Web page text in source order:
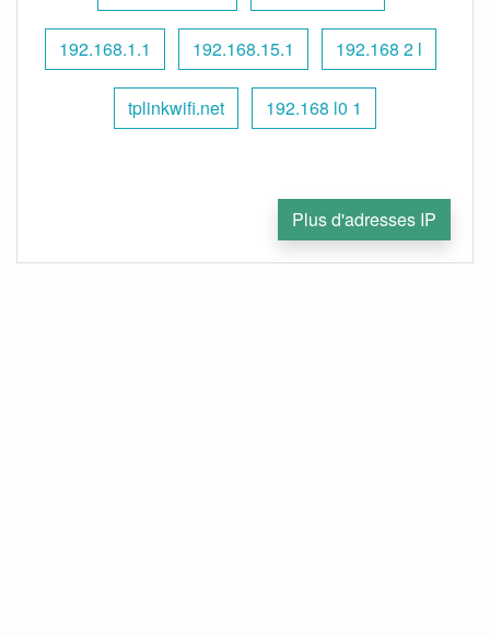
192.168.1.1 192.168.15.1 192.168 2 l
tplinkwifi.net 192.168 l0 1
Plus d'adresses IP